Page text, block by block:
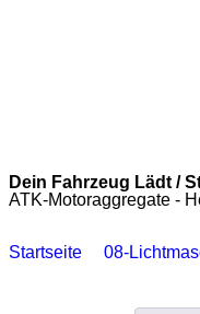
Dein Fahrzeug Lädt /
ATK-Motoraggregate -
Startseite 08-